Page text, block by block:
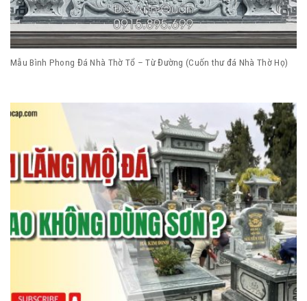
Mẫu Bình Phong Đá Nhà Thờ Tổ – Từ Đường (Cuốn thư đá Nhà Thờ Họ)